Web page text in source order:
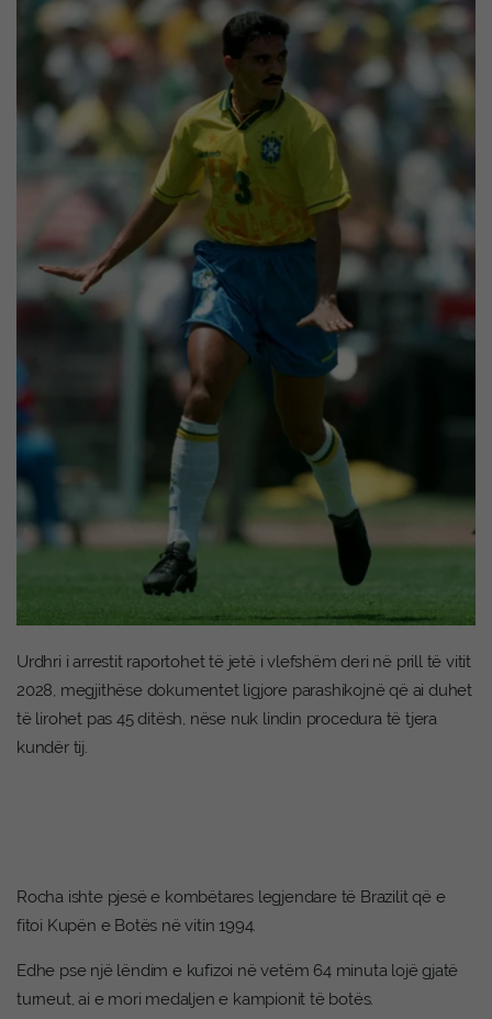
Urdhri i arrestit raportohet të jetë i vlefshëm deri në prill të vitit
2028, megjithëse dokumentet ligjore parashikojnë që ai duhet
të lirohet pas 45 ditësh, nëse nuk lindin procedura të tjera
kundër tij.
Rocha ishte pjesë e kombëtares legjendare të Brazilit që e
fitoi Kupën e Botës në vitin 1994.
Edhe pse një lëndim e kufizoi në vetëm 64 minuta lojë gjatë
turneut, ai e mori medaljen e kampionit të botës.